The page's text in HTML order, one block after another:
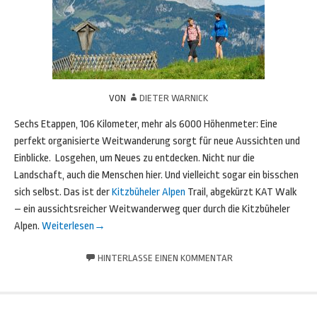
VON DIETER WARNICK
Sechs Etappen, 106 Kilometer, mehr als 6000 Höhenmeter: Eine
perfekt organisierte Weitwanderung sorgt für neue Aussichten und
Einblicke. Losgehen, um Neues zu entdecken. Nicht nur die
Landschaft, auch die Menschen hier. Und vielleicht sogar ein bisschen
sich selbst. Das ist derKitzbüheler Alpen Trail, abgekürzt KAT Walk
– ein aussichtsreicher Weitwanderweg quer durch die Kitzbüheler
Alpen. Weiterlesen →
HINTERLASSE EINEN KOMMENTAR